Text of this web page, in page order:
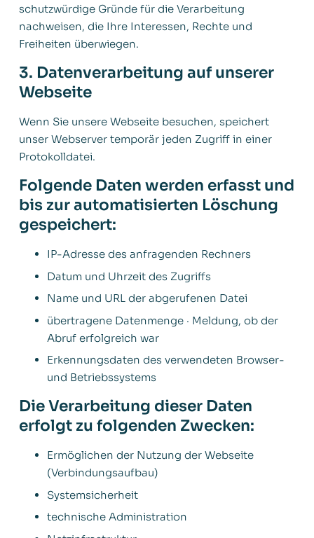
schutzwürdige Gründe für die Verarbeitung
nachweisen, die Ihre Interessen, Rechte und
Freiheiten überwiegen.
3. Datenverarbeitung auf unserer
Webseite
Wenn Sie unsere Webseite besuchen, speichert
unser Webserver temporär jeden Zugriff in einer
Protokolldatei.
Folgende Daten werden erfasst und
bis zur automatisierten Löschung
gespeichert:
IP-Adresse des anfragenden Rechners
Datum und Uhrzeit des Zugriffs
Name und URL der abgerufenen Datei
übertragene Datenmenge · Meldung, ob der
Abruf erfolgreich war
Erkennungsdaten des verwendeten Browser-
und Betriebssystems
Die Verarbeitung dieser Daten
erfolgt zu folgenden Zwecken:
Ermöglichen der Nutzung der Webseite
(Verbindungsaufbau)
Systemsicherheit
technische Administration